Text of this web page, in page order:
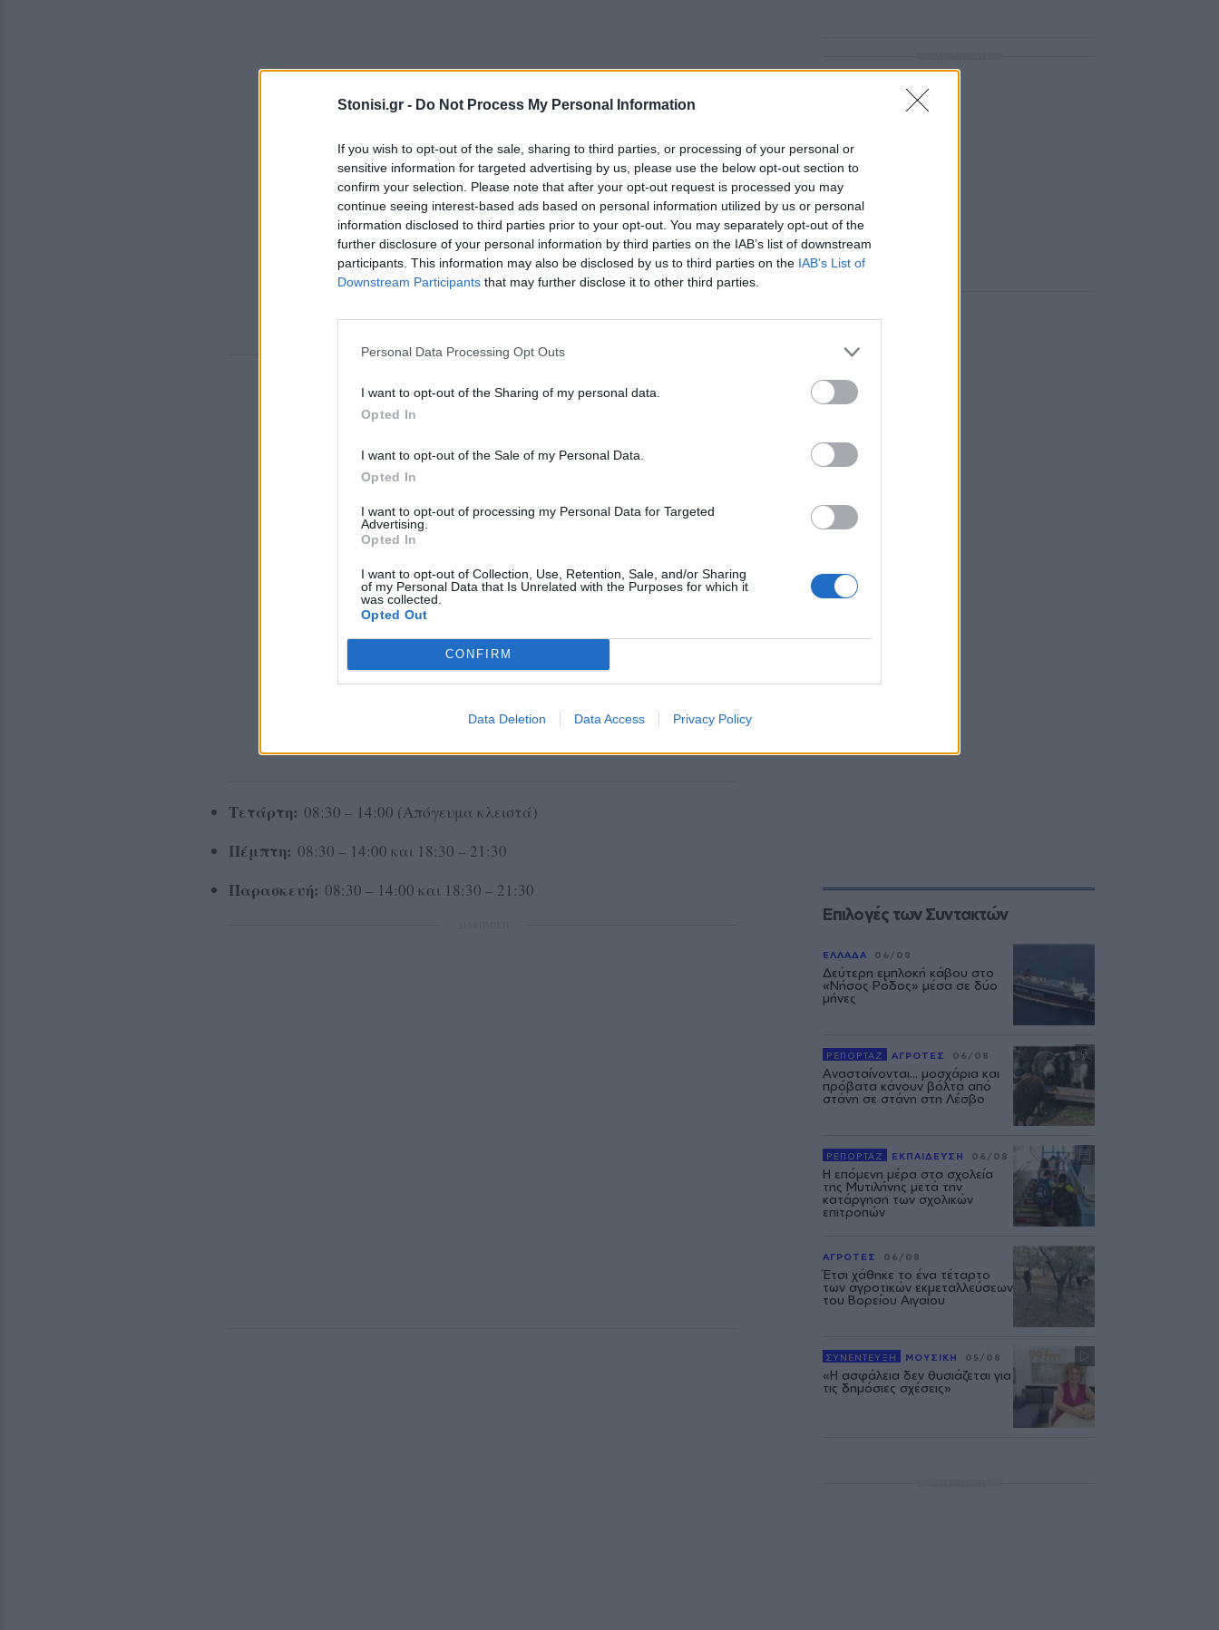
Stonisi.gr - Do Not Process My Personal Information
If you wish to opt-out of the sale, sharing to third parties, or processing of your personal or
sensitive information for targeted advertising by us, please use the below opt-out section to
confirm your selection. Please note that after your opt-out request is processed you may
continue seeing interest-based ads based on personal information utilized by us or personal
information disclosed to third parties prior to your opt-out. You may separately opt-out of the
further disclosure of your personal information by third parties on the IAB’s list of downstream
participants. This information may also be disclosed by us to third parties on the IAB’s List of
Downstream Participants that may further disclose it to other third parties.
Personal Data Processing Opt Outs
I want to opt-out of the Sharing of my personal data.
Opted In
I want to opt-out of the Sale of my Personal Data.
Opted In
I want to opt-out of processing my Personal Data for Targeted
Advertising.
Opted In
I want to opt-out of Collection, Use, Retention, Sale, and/or Sharing
of my Personal Data that Is Unrelated with the Purposes for which it
was collected.
Opted Out
CONFIRM
Data Deletion Data Access Privacy Policy
Τετάρτη: 08:30 – 14:00 (Απόγευμα κλειστά)
Πέμπτη: 08:30 – 14:00 και 18:30 – 21:30
Παρασκευή: 08:30 – 14:00 και 18:30 – 21:30
Επιλογές των Συντακτών
ΕΛΛΑΔΑ 06/08
Δεύτερη εμπλοκή κάβου στο
«Νήσος Ρόδος» μέσα σε δύο
μήνες
ΡΕΠΟΡΤΑΖ ΑΓΡΟΤΕΣ 06/08
Ανασταίνονται... μοσχάρια και
πρόβατα κάνουν βόλτα από
στάνη σε στάνη στη Λέσβο
ΡΕΠΟΡΤΑΖ ΕΚΠΑΙΔΕΥΣΗ 06/08
Η επόμενη μέρα στα σχολεία
της Μυτιλήνης μετά την
κατάργηση των σχολικών
επιτροπών
ΑΓΡΟΤΕΣ 06/08
Έτσι χάθηκε το ένα τέταρτο
των αγροτικών εκμεταλλεύσεων
του Βορείου Αιγαίου
ΣΥΝΕΝΤΕΥΞΗ ΜΟΥΣΙΚΗ 05/08
«Η ασφάλεια δεν θυσιάζεται για
τις δημόσιες σχέσεις»